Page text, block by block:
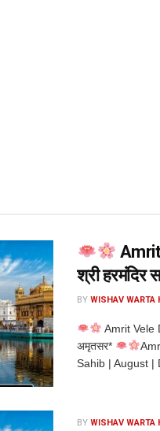
श्री हरमंदिर
BY WISHAV WARTA
Amrit Vele
अमृतसर*
Sahib | August |
BY WISHAV WARTA